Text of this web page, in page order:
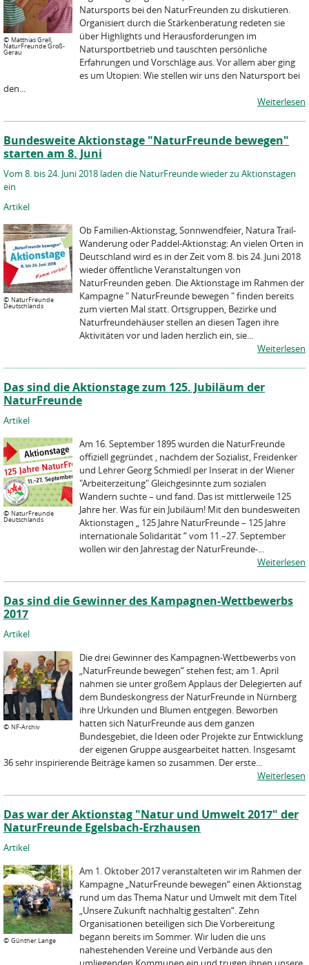
© Matthias Grell,
NaturFreunde Groß-
Gerau
Natursports bei den NaturFreunden zu diskutieren.
Organisiert durch die Stärkenberatung redeten sie
über Highlights und Herausforderungen im
Natursportbetrieb und tauschten persönliche
Erfahrungen und Vorschläge aus. Vor allem aber ging
es um Utopien: Wie stellen wir uns den Natursport bei
den...
Weiterlesen
Bundesweite Aktionstage "NaturFreunde bewegen"
starten am 8. Juni
Vom 8. bis 24. Juni 2018 laden die NaturFreunde wieder zu Aktionstagen
ein
Artikel
© NaturFreunde
Deutschlands
Ob Familien-Aktionstag, Sonnwendfeier, Natura Trail-
Wanderung oder Paddel-Aktionstag: An vielen Orten in
Deutschland wird es in der Zeit vom 8. bis 24. Juni 2018
wieder öffentliche Veranstaltungen von
NaturFreunden geben. Die Aktionstage im Rahmen der
Kampagne " NaturFreunde bewegen " finden bereits
zum vierten Mal statt. Ortsgruppen, Bezirke und
Naturfreundehäuser stellen an diesen Tagen ihre
Aktivitäten vor und laden herzlich ein, sie...
Weiterlesen
Das sind die Aktionstage zum 125. Jubiläum der
NaturFreunde
Artikel
© NaturFreunde
Deutschlands
Am 16. September 1895 wurden die NaturFreunde
offiziell gegründet , nachdem der Sozialist, Freidenker
und Lehrer Georg Schmiedl per Inserat in der Wiener
"Arbeiterzeitung" Gleichgesinnte zum sozialen
Wandern suchte – und fand. Das ist mittlerweile 125
Jahre her. Was für ein Jubiläum! Mit den bundesweiten
Aktionstagen „ 125 Jahre NaturFreunde – 125 Jahre
internationale Solidarität “ vom 11.–27. September
wollen wir den Jahrestag der NaturFreunde-...
Weiterlesen
Das sind die Gewinner des Kampagnen-Wettbewerbs
2017
Artikel
© NF-Archiv
Die drei Gewinner des Kampagnen-Wettbewerbs von
„NaturFreunde bewegen“ stehen fest; am 1. April
nahmen sie unter großem Applaus der Delegierten auf
dem Bundeskongress der NaturFreunde in Nürnberg
ihre Urkunden und Blumen entgegen. Beworben
hatten sich NaturFreunde aus dem ganzen
Bundesgebiet, die Ideen oder Projekte zur Entwicklung
der eigenen Gruppe ausgearbeitet hatten. Insgesamt
36 sehr inspirierende Beiträge kamen so zusammen. Der erste...
Weiterlesen
Das war der Aktionstag "Natur und Umwelt 2017" der
NaturFreunde Egelsbach-Erzhausen
Artikel
© Günther Lange
Am 1. Oktober 2017 veranstalteten wir im Rahmen der
Kampagne „NaturFreunde bewegen“ einen Aktionstag
rund um das Thema Natur und Umwelt mit dem Titel
„Unsere Zukunft nachhaltig gestalten“. Zehn
Organisationen beteiligen sich Die Vorbereitung
begann bereits im Sommer. Wir luden die uns
nahestehenden Vereine und Verbände aus den